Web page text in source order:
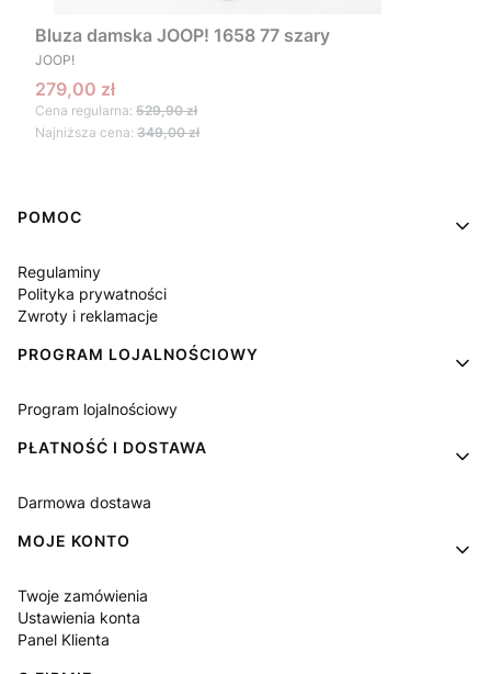
Bluza damska JOOP! 1658 77 szary
PRODUCENT
JOOP!
Cena promocyjna
279,00 zł
Cena regularna: 529,90 zł
Najniższa cena: 349,00 zł
Linki w stopce
POMOC
Regulaminy
Polityka prywatności
Zwroty i reklamacje
PROGRAM LOJALNOŚCIOWY
Program lojalnościowy
PŁATNOŚĆ I DOSTAWA
Darmowa dostawa
MOJE KONTO
Twoje zamówienia
Ustawienia konta
Panel Klienta